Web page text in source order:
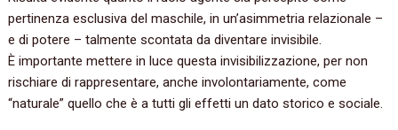
pertinenza esclusiva del maschile, in un’asimmetria relazionale –
e di potere – talmente scontata da diventare invisibile.
È importante mettere in luce questa invisibilizzazione, per non
rischiare di rappresentare, anche involontariamente, come
“naturale” quello che è a tutti gli effetti un dato storico e sociale.